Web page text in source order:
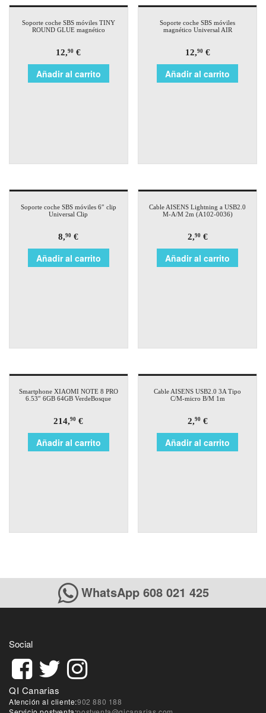
Soporte coche SBS móviles TINY
ROUND GLUE magnético
12,90 €
Añadir al carrito
Soporte coche SBS móviles
magnético Universal AIR
12,90€
Añadir al carrito
Soporte coche SBS móviles 6″ clip
Universal Clip
8,90 €
Añadir al carrito
Cable AISENS Lightning a USB2.0
M-A/M 2m (A102-0036)
2,90€
Añadir al carrito
Smartphone XIAOMI NOTE 8 PRO
6.53″ 6GB 64GB VerdeBosque
214,90 €
Añadir al carrito
Cable AISENS USB2.0 3A Tipo
C/M-micro B/M 1m
2,90€
Añadir al carrito
WhatsApp 608 021 425
Social
QI Canarias
Atención al cliente:902 880 188